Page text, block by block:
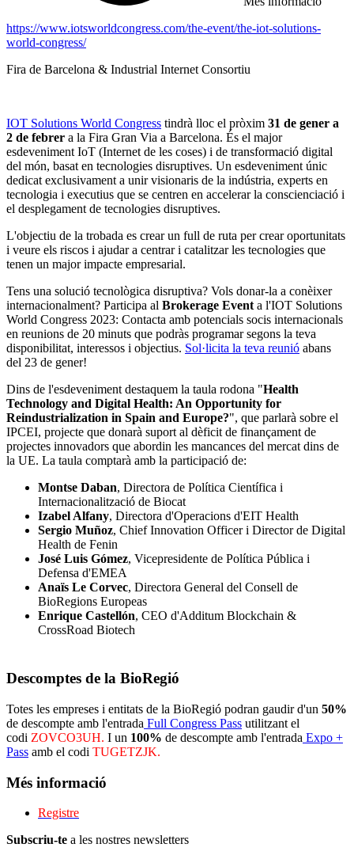
https://www.iotsworldcongress.com/the-event/the-iot-solutions-
world-congress/
Fira de Barcelona & Industrial Internet Consortiu
IOT Solutions World Congress tindrà lloc el pròxim 31 de gener a
2 de febrer a la Fira Gran Via a Barcelona. És el major
esdeveniment IoT (Internet de les coses) i de transformació digital
del món, basat en tecnologies disruptives. Un esdeveniment únic
dedicat exclusivament a unir visionaris de la indústria, experts en
tecnologia i executius que se centren en accelerar la conscienciació i
el desplegament de tecnologies disruptives.
L'objectiu de la trobada es crear un full de ruta per crear oportunitats
i veure els riscos i ajudar a centrar i catalitzar les tecnologies que
tenen un major impacte empresarial.
Tens una solució tecnològica disruptiva? Vols donar-la a conèixer
internacionalment? Participa al Brokerage Eventa l'IOT Solutions
World Congress 2023: Contacta amb potencials socis internacionals
en reunions de 20 minuts que podràs programar segons la teva
disponibilitat, interessos i objectius. Sol·licita la teva reunió abans
del 23 de gener!
Dins de l'esdeveniment destaquem la taula rodona "Health
Technology and Digital Health: An Opportunity for
Reindustrialization in Spain and Europe?", que parlarà sobre el
IPCEI, projecte que donarà suport al dèficit de finançament de
projectes innovadors que abordin les mancances del mercat dins de
la UE. La taula comptarà amb la participació de:
Montse Daban, Directora de Política Científica i
Internacionalització de Biocat
Izabel Alfany, Directora d'Operacions d'EIT Health
Sergio Muñoz, Chief Innovation Officer i Director de Digital
Health de Fenin
José Luis Gómez, Vicepresidente de Política Pública i
Defensa d'EMEA
Anaïs Le Corvec, Directora General del Consell de
BioRegions Europeas
Enrique Castellón, CEO d'Additum Blockchain &
CrossRoad Biotech
Descomptes de la BioRegió
Totes les empreses i entitats de la BioRegió podran gaudir d'un 50%
de descompte amb l'entrada Full Congress Pass utilitzant el
codi ZOVCO3UH. I un 100% de descompte amb l'entrada Expo +
Pass amb el codi TUGETZJK.
Més informació
Registre
Subscriu-te a les nostres newsletters